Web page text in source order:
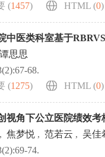
(1457) HTML (0)
中医类科室基于
思思
68.
(1275) HTML (0)
视角下公立医院绩效
, 焦梦悦 , 范若云 , 吴佳
74.